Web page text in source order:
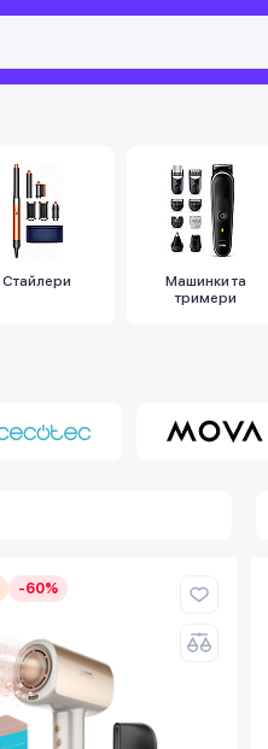
Стайлери
Машинки та
тримери
-60%